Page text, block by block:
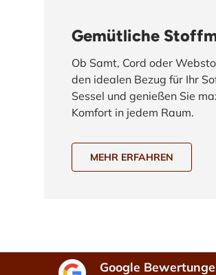
Gemütliche
Ob Samt, Cord oder
den idealen Bezug für Ihr
Sessel und genießen Sie
Komfort in jedem Raum.
MEHR ERFAHREN
Google